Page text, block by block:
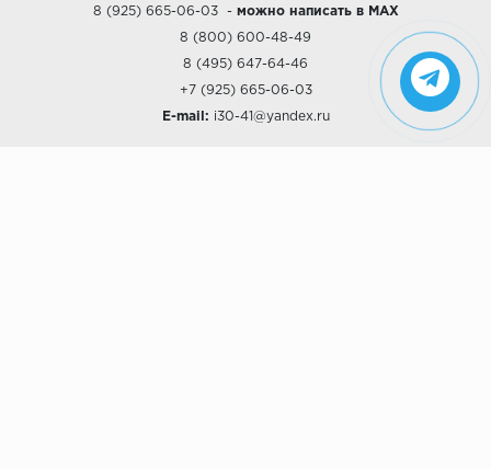
8 (925) 665-06-03- можно написать в MAX
8 (800) 600-48-49
8 (495) 647-64-46
+7 (925) 665-06-03
E-mail: i30-41@yandex.ru